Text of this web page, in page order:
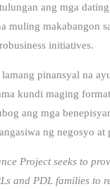
ang mga
muling makabangon
initiatives.
pinansyal na
kundi maging
ang mga
ng negosyo at
Project seeks to
and PDL families to